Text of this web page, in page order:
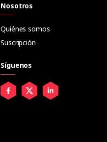
Nosotros
Quiénes somos
Suscripción
Síguenos